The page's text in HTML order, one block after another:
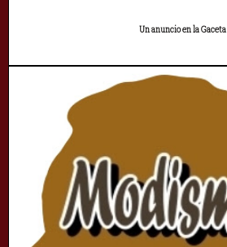
Un anuncio en la Gaceta